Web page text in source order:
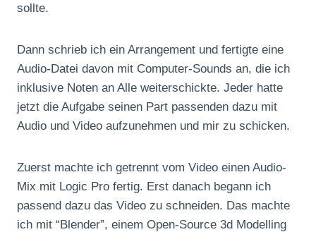
sollte.
Dann schrieb ich ein Arrangement und fertigte eine
Audio-Datei davon mit Computer-Sounds an, die ich
inklusive Noten an Alle weiterschickte. Jeder hatte
jetzt die Aufgabe seinen Part passenden dazu mit
Audio und Video aufzunehmen und mir zu schicken.
Zuerst machte ich getrennt vom Video einen Audio-
Mix mit Logic Pro fertig. Erst danach begann ich
passend dazu das Video zu schneiden. Das machte
ich mit “Blender”, einem Open-Source 3d Modelling